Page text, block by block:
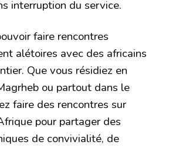
interruption du service.
faire rencontres
alétoires avec des africains
Que vous résidiez en
ou partout dans le
faire des rencontres sur
pour partager des
de convivialité, de